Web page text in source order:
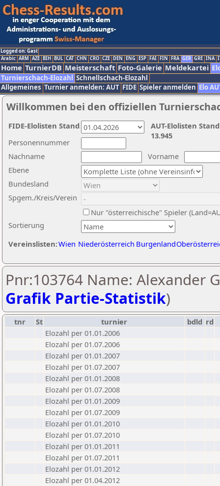
Logged on: Gast
Arabic ARM AZE BIH BUL CAT CHN CRO CZE DEN ENG ESP FAI FIN FRA GER GRE INA
Home TurnierDB Meisterschaft Foto-Galerie Meldekartei
Turnierschach-Elozahl Schnellschach-Elozahl
Allgemeines Turnier anmelden: AUT FIDE Spieler anmelden Elo
Willkommen bei den offiziellen
Nachname
Vorname
Ebene
Sortierung
Personennummer
Bundesland
Spgem./Kreis/Verein
Nur "österreichische" Spieler
Vereinslisten:Wien Niederösterreich Burgenland
AUT-Elolisten
13.945
FIDE-Elolisten Stand
Pnr:103764 Name: Alexander
Grafik Partie-Statistik)
tnr St turnier bdld rd
Elozahl per 01.01.2006
Elozahl per 01.07.2006
Elozahl per 01.01.2007
Elozahl per 01.07.2007
Elozahl per 01.01.2008
Elozahl per 01.07.2008
Elozahl per 01.01.2009
Elozahl per 01.07.2009
Elozahl per 01.01.2010
Elozahl per 01.07.2010
Elozahl per 01.01.2011
Elozahl per 01.07.2011
Elozahl per 01.01.2012
Elozahl per 01.04.2012